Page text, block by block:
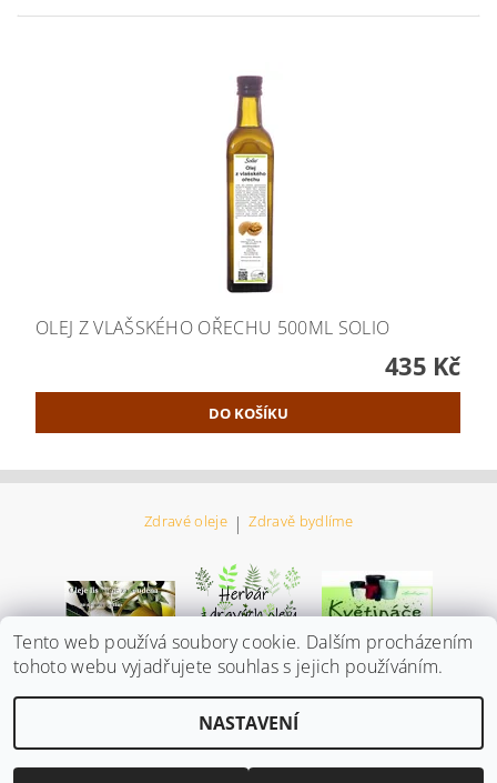
OLEJ Z VLAŠSKÉHO OŘECHU 500ML SOLIO
435 Kč
Zdravé oleje | Zdravě bydlíme
Biozdroj všeho co potřebujete , všechna práva vyhrazena
nastavení cookies
Tento web používá soubory cookie. Dalším procházením
tohoto webu vyjadřujete souhlas s jejich používáním.
NASTAVENÍ